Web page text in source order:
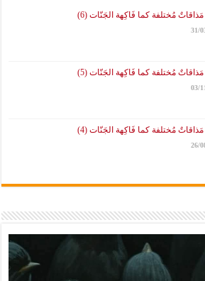
مُختلفة كما فَاكِهة الجَنّات (6)
31/
مُختلفة كما فَاكِهة الجَنّات (5)
03/
مُختلفة كما فَاكِهة الجَنّات (4)
26/